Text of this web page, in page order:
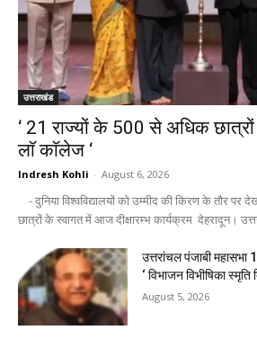
उत्तराखंड
‘ 21 राज्यों के 500 से अधिक
लाॅ काॅलेज ‘
Indresh Kohli - August 6, 2026
- दुनिया विश्वविद्यालयों को उम्मीद की किरण के तौर पर
छात्रों के स्वागत में आज दीक्षारम्भ कार्यक्रम देहरादून।
उत्तरांचल पंजाबी महासभा
‘ विभाजन विभीषिका स्मृति
August 5, 2026